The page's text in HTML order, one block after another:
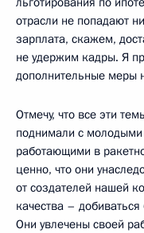
отрасли не попадают
зарплата, скажем,
не удержим кадры. Я
дополнительные меры
Отмечу, что все эти
поднимали с
работающими в
ценно, что они
от создателей нашей
качества –
Они увлечены своей